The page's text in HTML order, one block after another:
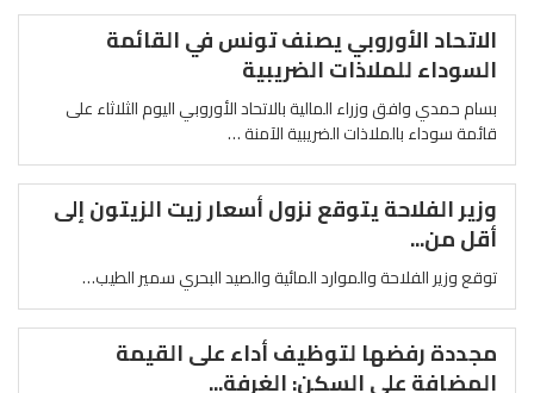
الاتحاد الأوروبي يصنف تونس في القائمة
السوداء للملاذات الضريبية
بسام حمدي وافق وزراء المالية بالاتحاد الأوروبي اليوم الثلاثاء على
قائمة سوداء بالملاذات الضريبية الآمنة …
وزير الفلاحة يتوقع نزول أسعار زيت الزيتون إلى
أقل من...
توقع وزير الفلاحة والموارد المائية والصيد البحري سمير الطيب…
مجددة رفضها لتوظيف أداء على القيمة
المضافة على السكن: الغرفة...